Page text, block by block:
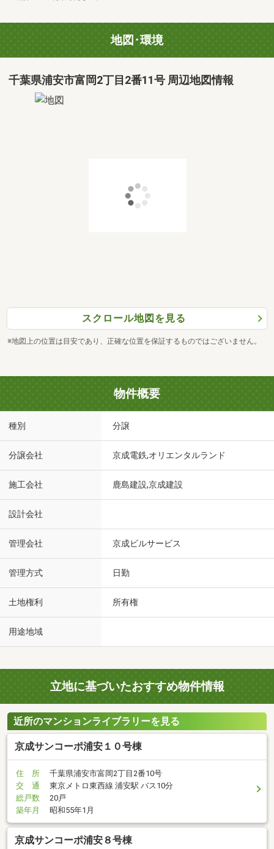
地図･環境
千葉県浦安市富岡2丁目2番11号 周辺地図情報
スクロール地図を見る
※地図上の位置は目安であり、正確な位置を保証するものではございません。
物件概要
種別 分譲
分譲会社 京成電鉄,オリエンタルランド
施工会社 鹿島建設,京成建設
設計会社
管理会社 京成ビルサービス
管理方式 日勤
土地権利 所有権
用途地域
立地に基づいたおすすめ物件情報
近所のマンションライブラリーを見る
京成サンコーポ浦安１０号棟
住 所
千葉県浦安市富岡2丁目2番10号
交 通
東京メトロ東西線 浦安駅 バス10分
総戸数
20戸
築年月
昭和55年1月
京成サンコーポ浦安８号棟